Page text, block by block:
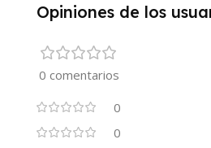
Opiniones de los
0 comentarios
0
0